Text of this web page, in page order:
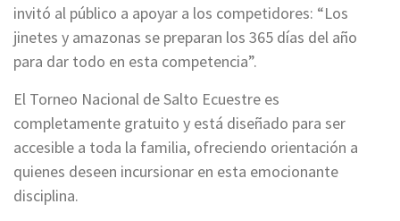
invitó al público a apoyar a los competidores: “Los
jinetes y amazonas se preparan los 365 días del año
para dar todo en esta competencia”.
El Torneo Nacional de Salto Ecuestre es
completamente gratuito y está diseñado para ser
accesible a toda la familia, ofreciendo orientación a
quienes deseen incursionar en esta emocionante
disciplina.